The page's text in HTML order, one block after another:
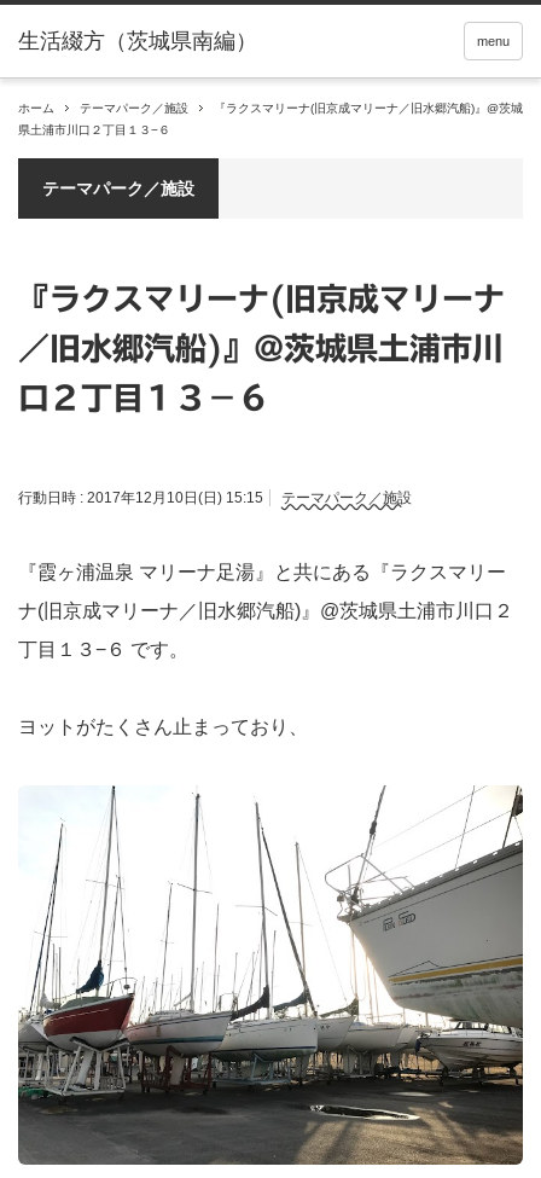
menu
ホーム テーマパーク／施設
『ラクスマリーナ(旧京成マリーナ／旧水郷汽船)』@茨城
県土浦市川口２丁目１３−６
テーマパーク／施設
『ラクスマリーナ(旧京成マリーナ
／旧水郷汽船)』@茨城県土浦市川
口２丁目１３−６
行動日時 : 2017年12月10日(日) 15:15 テーマパーク／施設
『霞ヶ浦温泉 マリーナ足湯』と共にある『ラクスマリー
ナ(旧京成マリーナ／旧水郷汽船)』@茨城県土浦市川口２
丁目１３−６ です。
ヨットがたくさん止まっており、